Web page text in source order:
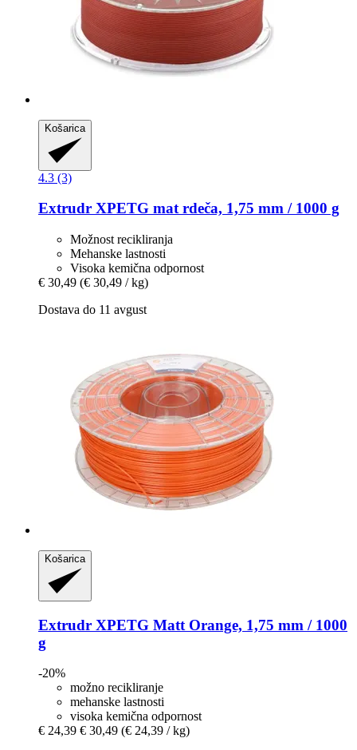
Košarica
4.3 (3)
Extrudr XPETG mat rdeča, 1,75 mm / 1000 g
Možnost recikliranja
Mehanske lastnosti
Visoka kemična odpornost
€ 30,49 (€ 30,49 / kg)
Dostava do 11 avgust
Košarica
Extrudr XPETG Matt Orange, 1,75 mm / 1000
g
-20%
možno recikliranje
mehanske lastnosti
visoka kemična odpornost
€ 24,39 € 30,49 (€ 24,39 / kg)